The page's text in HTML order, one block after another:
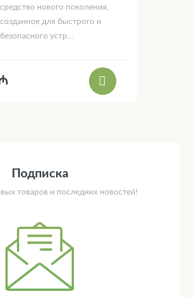
средство нового поколения,
созданное для быстрого и
безопасного устр...
Подписка
товаров и последних новостей!